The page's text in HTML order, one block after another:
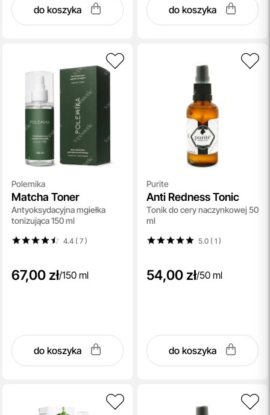
do koszyka do koszyka
Polemika
Matcha Toner
Antyoksydacyjna mgiełka
tonizująca 150 ml
4.4 ( 7)
67,00 zł/150 ml
do koszyka
Purite
Anti Redness Tonic
Tonik do cery naczynkowej 50
ml
5.0 ( 1)
54,00 zł/50 ml
do koszyka